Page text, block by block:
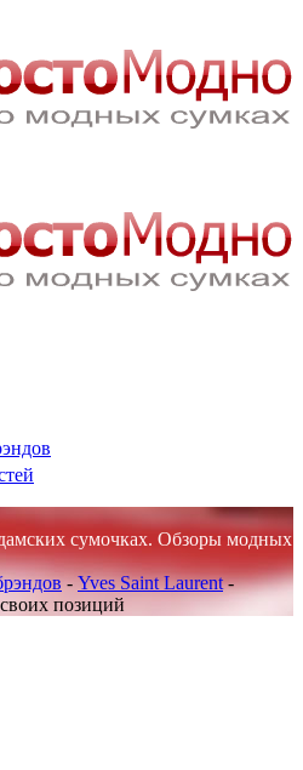
сумочках. Обзоры модных
- Yves Saint Laurent -
позиций